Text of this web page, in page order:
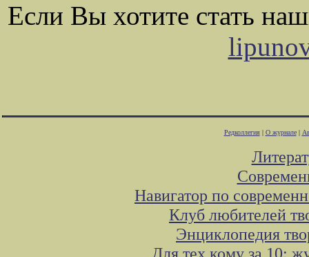
Если Вы хотите стать
Редколлегия| О журнале|
Навигатор по
Клуб любителей
Энциклопедия
Для тех кому за 10: